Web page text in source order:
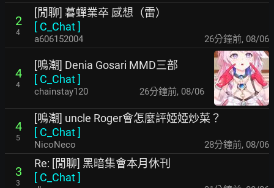
2
4
[閒聊] 暮蟬業卒 感想（雷）
[ C_Chat]
a606152004 26分鐘前, 08/06
4
4
[鳴潮] Denia Gosari MMD三部
[ C_Chat]
chainstay120 26分鐘前, 08/06
4
5
[鳴潮] uncle Roger會怎麼評婭婭炒菜？
[ C_Chat]
NicoNeco 28分鐘前, 08/06
3
3
Re: [閒聊] 黑暗集會本月休刊
[ C_Chat]